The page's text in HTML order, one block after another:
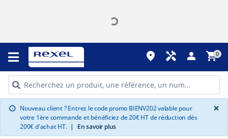
place handyman person shopping_cart0
info Nouveau client ? Entrez le code promo BIENV202 valable pour
votre 1ère commande et bénéficiez de 20€ HT de réduction dès
200€ d'achat HT. | En savoir plus
×